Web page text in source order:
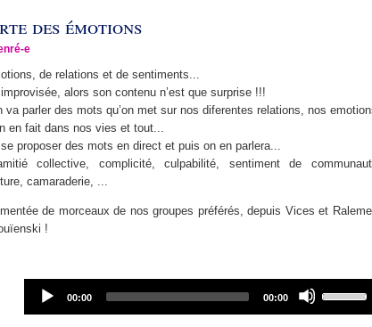
des émotions
e
de relations et de sentiments...
alors son contenu n’est que surprise !!!
va parler des mots qu’on met sur nos diferentes relations, nos
en fait dans nos vies et tout...
proposer des mots en direct et puis on en parlera...
collective, complicité, culpabilité, sentiment de
camaraderie, ...
de morceaux de nos groupes préférés, depuis Vices et
!
Audio
Player
Current
00:00
Total
00:00
Up/Down